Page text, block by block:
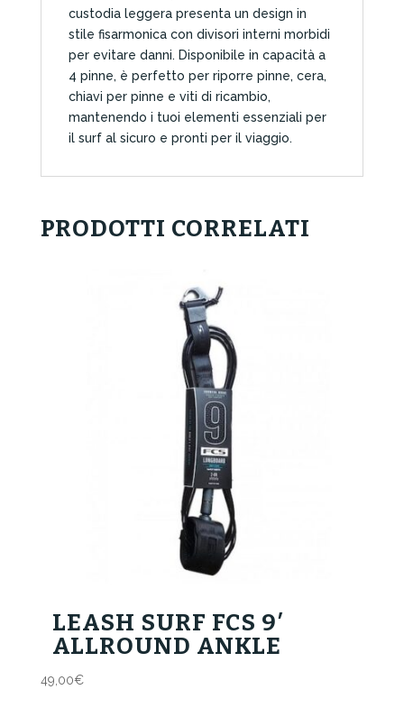
custodia leggera presenta un design in
stile fisarmonica con divisori interni morbidi
per evitare danni. Disponibile in capacità a
4 pinne, è perfetto per riporre pinne, cera,
chiavi per pinne e viti di ricambio,
mantenendo i tuoi elementi essenziali per
il surf al sicuro e pronti per il viaggio.
PRODOTTI CORRELATI
LEASH SURF FCS 9′
ALLROUND ANKLE
49,00€